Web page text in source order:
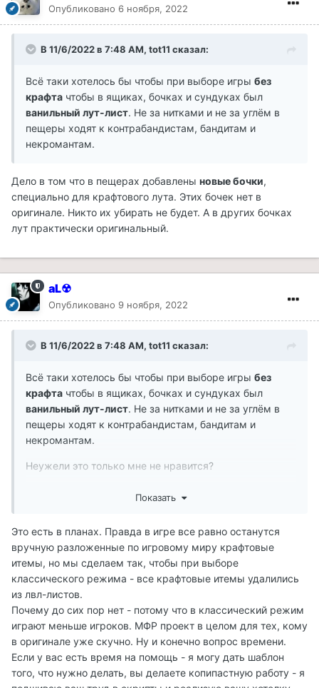
Опубликовано 6 ноября, 2022
В 11/6/2022 в 7:48 AM, tot11 сказал:
Всё таки хотелось бы чтобы при выборе игры без
крафта чтобы в ящиках, бочках и сундуках был
ванильный лут-лист. Не за нитками и не за углём в
пещеры ходят к контрабандистам, бандитам и
некромантам.
Дело в том что в пещерах добавлены новые бочки,
специально для крафтового лута. Этих бочек нет в
оригинале. Никто их убирать не будет. А в других бочках
лут практически оригинальный.
aL☢
Опубликовано 9 ноября, 2022
В 11/6/2022 в 7:48 AM, tot11 сказал:
Всё таки хотелось бы чтобы при выборе игры без
крафта чтобы в ящиках, бочках и сундуках был
ванильный лут-лист. Не за нитками и не за углём в
пещеры ходят к контрабандистам, бандитам и
некромантам.
Неужели это только мне не нравится?
Поправление кустиков, светильников и всяких
чего вся эта игра. Игрок питается этим миром, и если
он отказывается от крафта, значит он выбирает
использование готового.
Вы очень сильно отошли от канона с этой не
возможностью отключить "мусор из Арканума".
Просто тупо 2/3 всего содержимого ящиков всех этих
пещер/данжонов вызывает отторжение. Ну не живут
бандиты кузнечеством, они держат у себя
награбленное, они держат у себя ликвидный товар.
Показать
Это есть в планах. Правда в игре все равно останутся
вручную разложенные по игровому миру крафтовые
итемы, но мы сделаем так, чтобы при выборе
классического режима - все крафтовые итемы удалились
из лвл-листов.
Почему до сих пор нет - потому что в классический режим
играют меньше игроков. МФР проект в целом для тех, кому
в оригинале уже скучно. Ну и конечно вопрос времени.
Если у вас есть время на помощь - я могу дать шаблон
того, что нужно делать, вы делаете копипастную работу - я